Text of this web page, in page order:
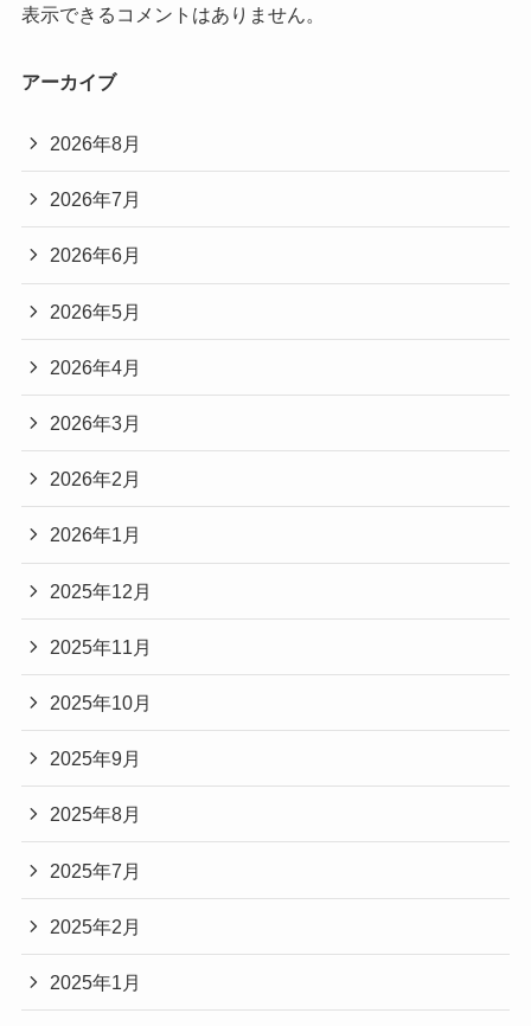
表示できるコメントはありません。
アーカイブ
2026年8月
2026年7月
2026年6月
2026年5月
2026年4月
2026年3月
2026年2月
2026年1月
2025年12月
2025年11月
2025年10月
2025年9月
2025年8月
2025年7月
2025年2月
2025年1月